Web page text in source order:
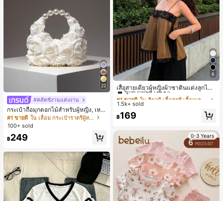
22
#คลัตช์งานแต่งงาน
กระเป๋าถือมุกดอกไม้สำหรับผู้หญิง, เหม
าะสำหรับชุดราตรี, ชุดบอล, เครื่องประ
ดับงานแต่งงาน, กระเป๋าสตางค์สุภาพส
สุ่ม)
#1 ขายดี
ใน เลื่อม กระเป๋าราตรีผู้หญิง
100+ sold
฿249
6
เสื้อสายเดี่ยวผู้หญิงผ้าซาตินแต่งลูกไม้
- เสื้อสายเดี่ยวฤดูร้อนสีคากีมีรอยผ่าด้า
นข้างที่น่าดึงดูดแบบสบายๆ
#1 ขายดี
ใน สีกากี เสื้อสตรี เสื้อเบลาส์ & Tee
ลูกค้ากลับมาซื้อซ้ำ!
#1 ขายดี
ลูกค้ากลับมาซื้อซ้ำ!
#1 ขายดี
ลูกค้ากลับมาซื้อซ้ำ!
#1 ขายดี
ใน สีกากี เสื้อสตรี เสื้อเบลาส์ & Tee
1.5k+ sold
฿169
0-3 Years